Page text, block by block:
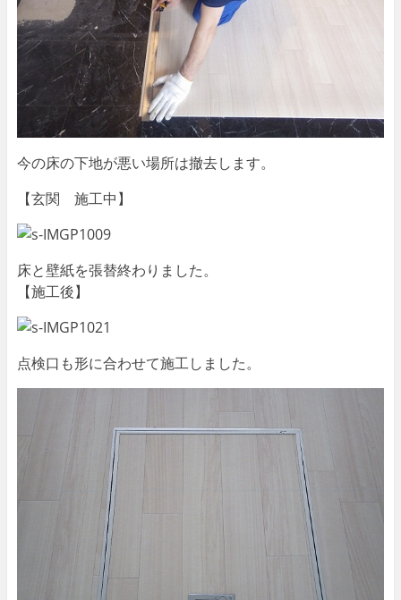
今の床の下地が悪い場所は撤去します。
【玄関 施工中】
床と壁紙を張替終わりました。
【施工後】
点検口も形に合わせて施工しました。